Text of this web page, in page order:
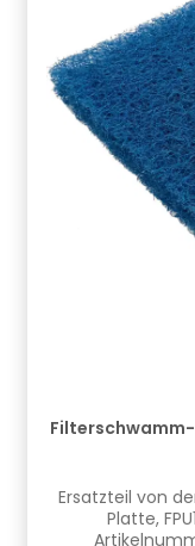
Filterschwamm-Platte, FPU16000
Ersatzteil von
Platte, FPU16000 / FPU24000 (ab 2021).